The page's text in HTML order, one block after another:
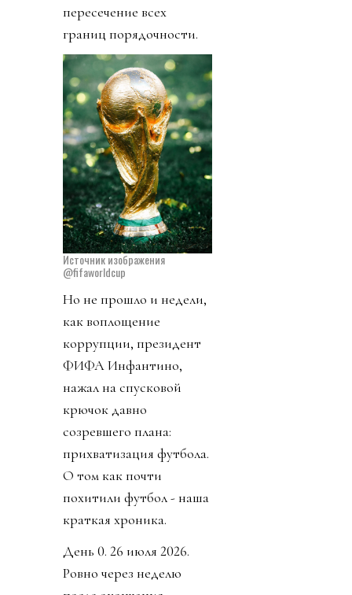
пересечение всех
границ порядочности.
Источник изображения
@fifaworldcup
Но не прошло и недели,
как воплощение
коррупции, президент
ФИФА Инфантино,
нажал на спусковой
крючок давно
созревшего плана:
прихватизация футбола.
О том как почти
похитили футбол - наша
краткая хроника.
День 0. 26 июля 2026.
Ровно через неделю